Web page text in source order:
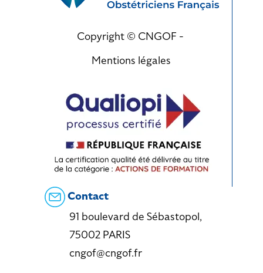
Copyright © CNGOF -
Mentions légales
Contact
91 boulevard de Sébastopol,
75002 PARIS
cngof@cngof.fr